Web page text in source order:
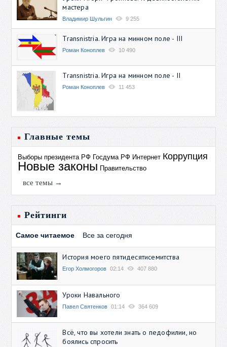
мастера
Владимир Шульгин 9 255
Transnistria. Игра на минном поле - III
Роман Коноплев 10 490
Transnistria. Игра на минном поле - II
Роман Коноплев 11 453
Главные темы
Выборы президента РФ Госдума РФ Интернет Коррупция
Новые законы Правительство
все темы →
Рейтинги
Самое читаемое Все за сегодня
История моего пятидесятисемитства
Егор Холмогоров 02:14 407 880
Уроки Навального
Павел Святенков 01:14 364 609
Всё, что вы хотели знать о педофилии, но
боялись спросить